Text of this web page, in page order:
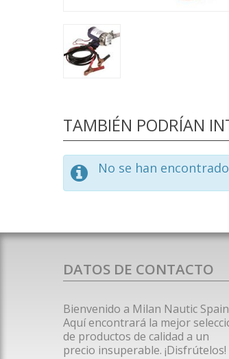
TAMBIÉN PODRÍAN
No se han
DATOS DE CONTACTO
Bienvenido a Milan Nautic
Aquí encontrará la mejor
de productos de calidad a un
precio insuperable. ¡Disfrútelos!